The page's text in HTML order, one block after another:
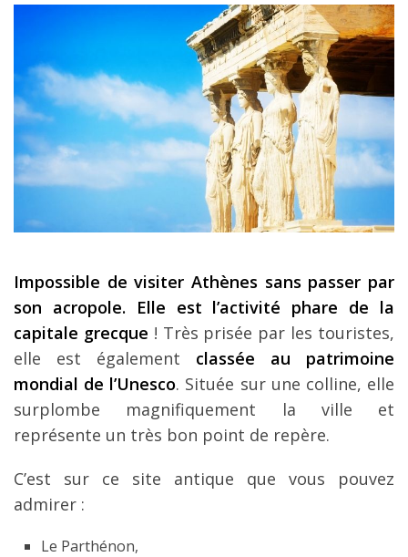
Impossible de visiter Athènes sans passer par
son acropole. Elle est l’activité phare de la
capitale grecque ! Très prisée par les touristes,
elle est également classée au patrimoine
mondial de l’Unesco. Située sur une colline, elle
surplombe magnifiquement la ville et
représente un très bon point de repère.
C’est sur ce site antique que vous pouvez
admirer :
Le Parthénon,